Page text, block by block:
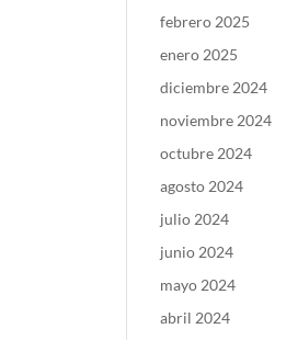
febrero 2025
enero 2025
diciembre 2024
noviembre 2024
octubre 2024
agosto 2024
julio 2024
junio 2024
mayo 2024
abril 2024